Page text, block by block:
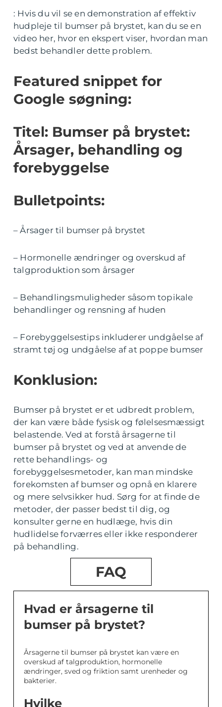
: Hvis du vil se en demonstration af effektiv
hudpleje til bumser på brystet, kan du se en
video her, hvor en ekspert viser, hvordan man
bedst behandler dette problem.
Featured snippet for
Google søgning:
Titel: Bumser på brystet:
Årsager, behandling og
forebyggelse
Bulletpoints:
– Årsager til bumser på brystet
– Hormonelle ændringer og overskud af
talgproduktion som årsager
– Behandlingsmuligheder såsom topikale
behandlinger og rensning af huden
– Forebyggelsestips inkluderer undgåelse af
stramt tøj og undgåelse af at poppe bumser
Konklusion:
Bumser på brystet er et udbredt problem,
der kan være både fysisk og følelsesmæssigt
belastende. Ved at forstå årsagerne til
bumser på brystet og ved at anvende de
rette behandlings- og
forebyggelsesmetoder, kan man mindske
forekomsten af bumser og opnå en klarere
og mere selvsikker hud. Sørg for at finde de
metoder, der passer bedst til dig, og
konsulter gerne en hudlæge, hvis din
hudlidelse forværres eller ikke responderer
på behandling.
FAQ
Hvad er årsagerne til
bumser på brystet?
Årsagerne til bumser på brystet kan være en
overskud af talgproduktion, hormonelle
ændringer, sved og friktion samt urenheder og
bakterier.
Hvilke